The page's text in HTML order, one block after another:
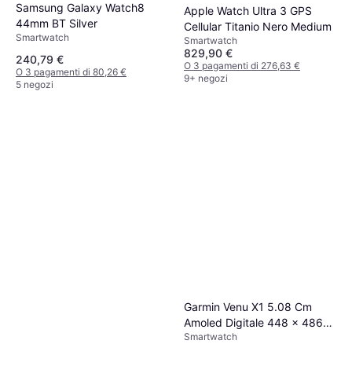
Samsung Galaxy Watch8
44mm BT Silver
Smartwatch
240,79 €
O 3 pagamenti di 80,26 €
5 negozi
Apple Watch Ultra 3 GPS
Cellular Titanio Nero Medium
Smartwatch
829,90 €
O 3 pagamenti di 276,63 €
9+ negozi
Garmin Venu X1 5.08 Cm
Amoled Digitale 448 x 486
Pixel Touch Screen
Smartwatch